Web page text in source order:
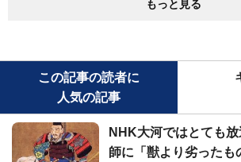
もっと見る
この記事の読者に
人気の記事
NHK大河ではとても
師に「獣より劣ったも